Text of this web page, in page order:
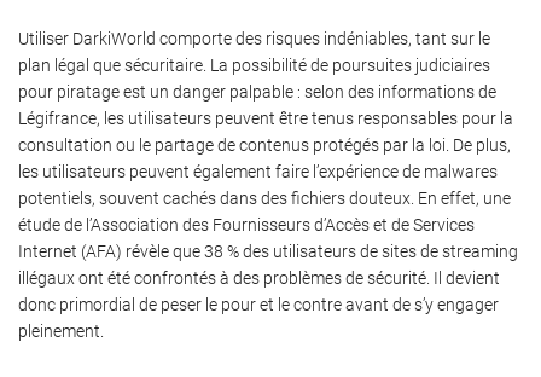
Utiliser DarkiWorld comporte des risques indéniables, tant sur le
plan légal que sécuritaire. La possibilité de poursuites judiciaires
pour piratage est un danger palpable : selon des informations de
Légifrance, les utilisateurs peuvent être tenus responsables pour la
consultation ou le partage de contenus protégés par la loi. De plus,
les utilisateurs peuvent également faire l’expérience de malwares
potentiels, souvent cachés dans des fichiers douteux. En effet, une
étude de l’Association des Fournisseurs d’Accès et de Services
Internet (AFA) révèle que 38 % des utilisateurs de sites de streaming
illégaux ont été confrontés à des problèmes de sécurité. Il devient
donc primordial de peser le pour et le contre avant de s’y engager
pleinement.